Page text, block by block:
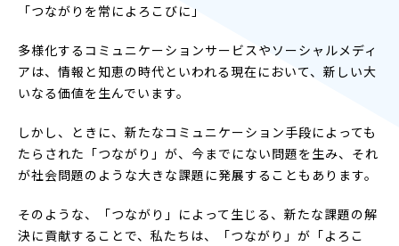
「つながりを常によろこびに」
多様化するコミュニケーションサービスやソーシャルメディ
アは、情報と知恵の時代といわれる現在において、新しい大
いなる価値を生んでいます。
しかし、ときに、新たなコミュニケーション手段によっても
たらされた「つながり」が、今までにない問題を生み、それ
が社会問題のような大きな課題に発展することもあります。
そのような、「つながり」によって生じる、新たな課題の解
決に貢献することで、私たちは、「つながり」が「よろこ